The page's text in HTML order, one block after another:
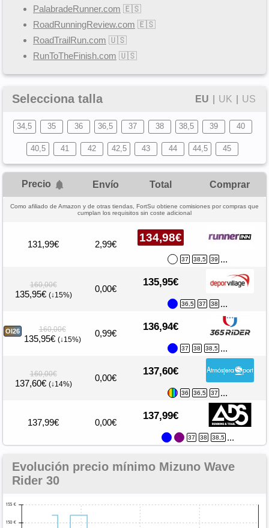
PalabradeRunner.com 🇪🇸
RoadRunningReview.com 🇪🇸
RoadTrailRun.com 🇺🇸
RunToTheFinish.com 🇺🇸
Selecciona talla EU UK US
34,5 35 36 36,5 37 38 38,5 39 40
40,5 41 42 42,5 43 44 44,5 45
Precio Envío Total Comprar
Como afiliado de Amazon y de otras tiendas, FortSu obtiene comisiones por compras que
cumplan los requisitos sin coste adicional
131,99€ 2,99€
134,98€
37 38,5 39 ...
160,00€
135,95€ (↓15%)
0,00€
135,95€
36,5 37 38 ...
OI26 160,00€
135,95€ (↓15%)
0,99€
136,94€
37 38 38,5 ...
160,00€
137,60€ (↓14%)
0,00€
137,60€
36 36,5 37 ...
137,99€ 0,00€
137,99€
37 38 38,5 ...
Evolución precio mínimo Mizuno Wave
Rider 30